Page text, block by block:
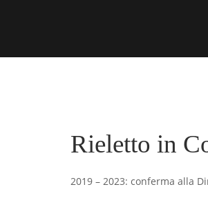
Rieletto in
2019 – 2023: conferma alla